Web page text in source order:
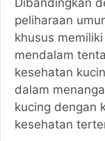
Dibandingkan
peliharaan
khusus
mendalam
kesehatan
dalam
kucing dengan
kesehatan